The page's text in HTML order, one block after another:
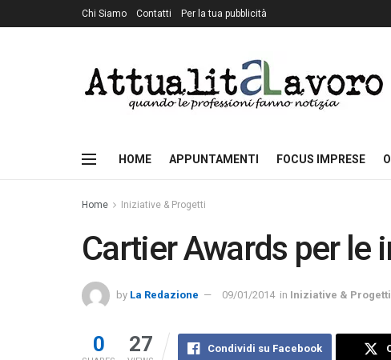
Chi Siamo Contatti Per la tua pubblicità
HOME APPUNTAMENTI FOCUS IMPRESE
Home Iniziative & Progetti
Cartier Awards per
by La Redazione 09/01/2014 in Iniziative & Progetti
0 27 Condividi su Facebook